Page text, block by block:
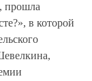
прошла
в которой